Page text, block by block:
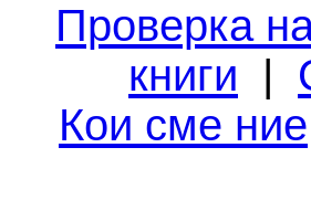
Проверка
книги |
Кои сме ние